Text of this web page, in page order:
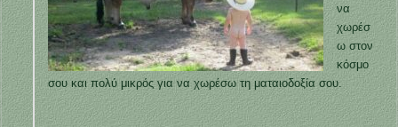
να
χωρέσ
ω στον
κόσμο
σου και πολύ μικρός για να χωρέσω τη ματαιοδοξία σου.